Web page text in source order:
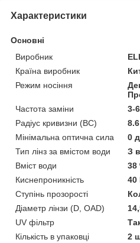
Характеристики
Основні
Виробник
Країна виробник
Режим носіння
Частота заміни
3-
Радіус кривизни (BC)
8.6
Мінімальна оптична сила
0
Тип лінз за вмістом води
З
Вміст води
38
Киснепроникність
40
Ступінь прозорості
Діаметр лінзи (D, OAD)
UV фільтр
Кількість в упаковці
2